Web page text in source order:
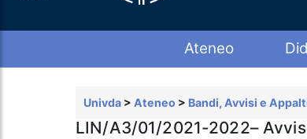
Ateneo
Univda > Ateneo > Bandi, Avvisi e
LIN/A3/01/2021-2022–